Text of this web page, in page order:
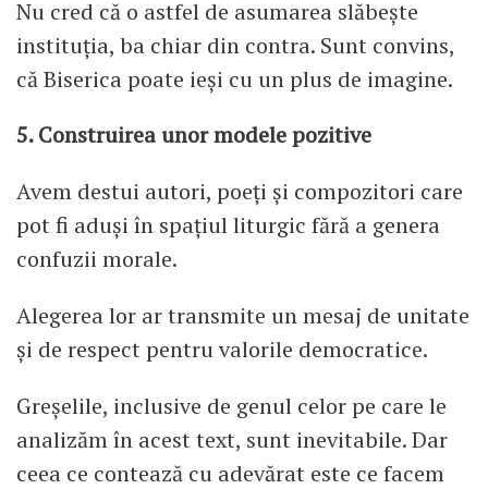
Nu cred că o astfel de asumarea slăbește
instituția, ba chiar din contra. Sunt convins,
că Biserica poate ieși cu un plus de imagine.
5. Construirea unor modele pozitive
Avem destui autori, poeți și compozitori care
pot fi aduși în spațiul liturgic fără a genera
confuzii morale.
Alegerea lor ar transmite un mesaj de unitate
și de respect pentru valorile democratice.
Greșelile, inclusive de genul celor pe care le
analizăm în acest text, sunt inevitabile. Dar
ceea ce contează cu adevărat este ce facem